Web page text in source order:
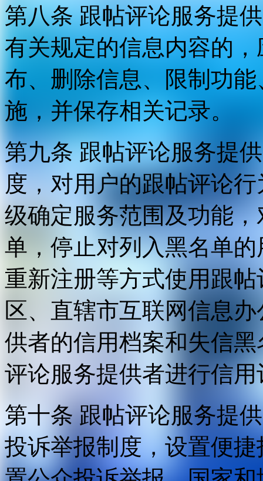
第八条 跟帖评论服务提
有关规定的信息内容的
布、删除信息、限制功
施，并保存相关记录。
第九条 跟帖评论服务提
度，对用户的跟帖评论
级确定服务范围及功能
单，停止对列入黑名单
重新注册等方式使用跟
区、直辖市互联网信息
供者的信用档案和失信
评论服务提供者进行信用
第十条 跟帖评论服务提
投诉举报制度，设置便